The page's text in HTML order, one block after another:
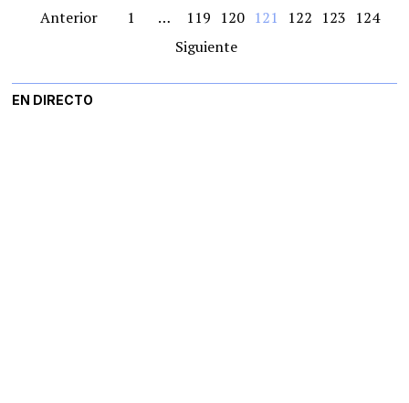
Anterior 1 … 119 120 121 122 123 124
Siguiente
EN DIRECTO